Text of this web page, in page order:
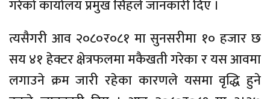
गरेको कार्यालय प्रमुख सिंहले जानकारी दिए ।
त्यसैगरी आव २०८०र०८१ मा सुनसरीमा १० हजार छ
सय ४१ हेक्टर क्षेत्रफलमा मकैखती गरेका र यस आवमा
लगाउने क्रम जारी रहेका कारणले यसमा वृद्धि हुने